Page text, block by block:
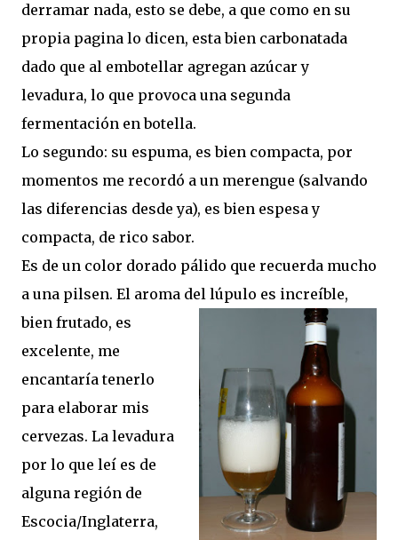
derramar nada, esto se debe, a que como en su
propia pagina lo dicen, esta bien carbonatada
dado que al embotellar agregan azúcar y
levadura, lo que provoca una segunda
fermentación en botella.
Lo segundo: su espuma, es bien compacta, por
momentos me recordó a un merengue (salvando
las diferencias desde ya), es bien espesa y
compacta, de rico sabor.
Es de un color dorado pálido que recuerda mucho
a una pilsen. El aroma del lúpulo es increíble,
bien frutado, es
excelente, me
encantaría tenerlo
para elaborar mis
cervezas. La levadura
por lo que leí es de
alguna región de
Escocia/Inglaterra,